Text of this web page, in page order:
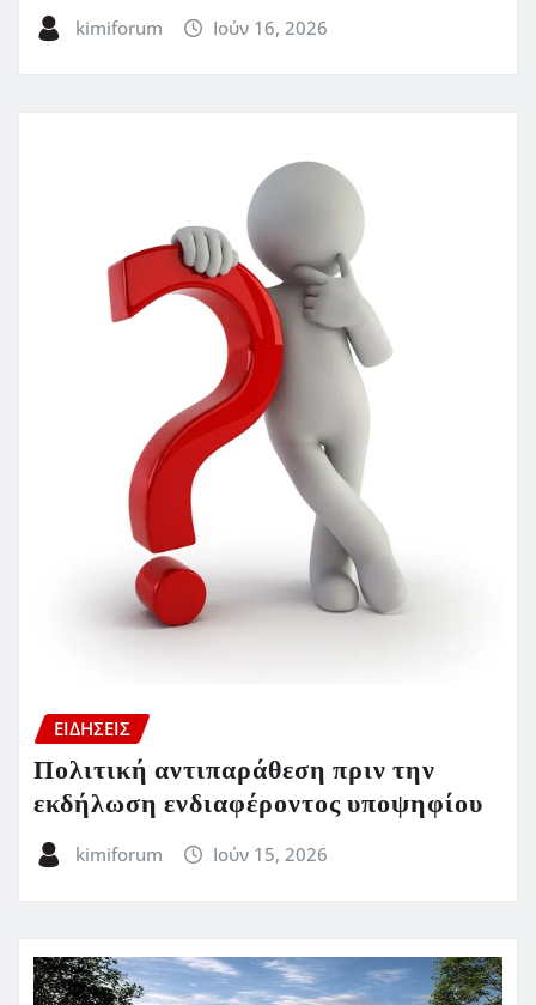
kimiforum Ιούν 16, 2026
ΕΙΔΗΣΕΙΣ
Πολιτική αντιπαράθεση πριν την
εκδήλωση ενδιαφέροντος υποψηφίου
kimiforum Ιούν 15, 2026